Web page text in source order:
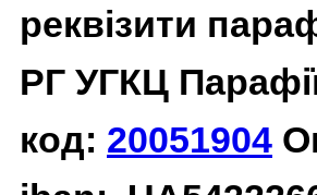
реквізити
РГ УГКЦ
код: 20051904